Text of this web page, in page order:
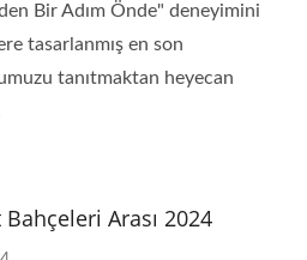
Bir Adım Önde" deneyimini
tasarlanmış en son
tanıtmaktan heyecan
Arası 2024